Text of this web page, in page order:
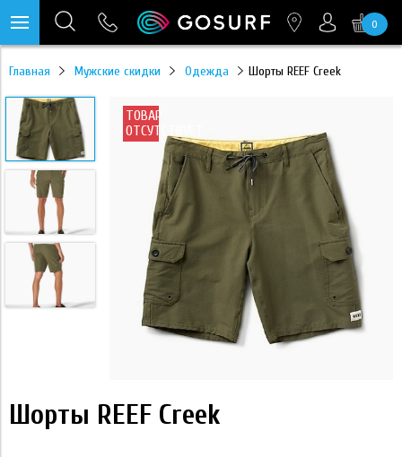
0
Главная Мужские скидки Одежда Шорты REEF Creek
ТОВАР
ОТСУТСТВУЕТ
Шорты REEF Creek
https://mc.yandex.ru/pixel/28467905289433451?rnd=%aw_random%